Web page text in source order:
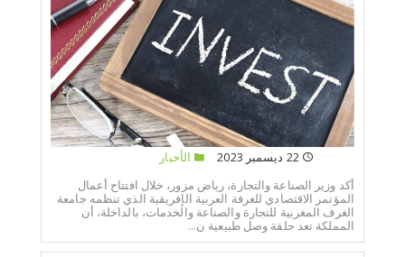
22 ديسمبر 2023
الأخبار
أكد وزير الصناعة والتجارة، رياض مزور، خلال افتتاح أعمال
المؤتمر الاقتصادي للغرفة العربية الإفريقية الذي تنظمه جامعة
الغرف المغربية للتجارة والصناعة والخدمات، بالداخلة، أن
المملكة تعد حلقة وصل طبيعية ن...